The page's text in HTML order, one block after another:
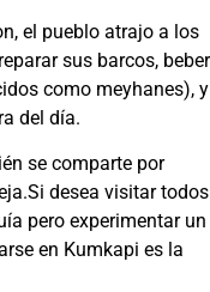
el pueblo atrajo a los
sus barcos, beber
como meyhanes), y
del día.
se comparte por
desea visitar todos
pero experimentar un
en Kumkapi es la